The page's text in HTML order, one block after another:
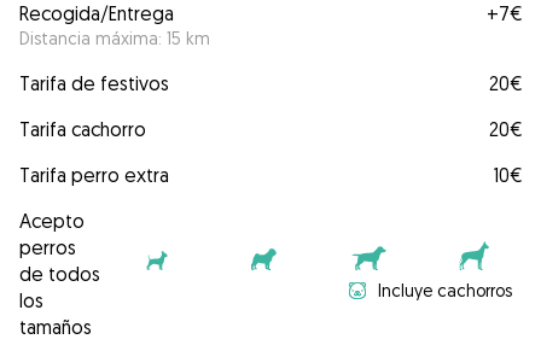
Recogida/Entrega
Distancia máxima: 15 km
+7€
Tarifa de festivos
20€
Tarifa cachorro
20€
Tarifa perro extra
10€
Acepto
perros
de todos
los
tamaños
Incluye cachorros